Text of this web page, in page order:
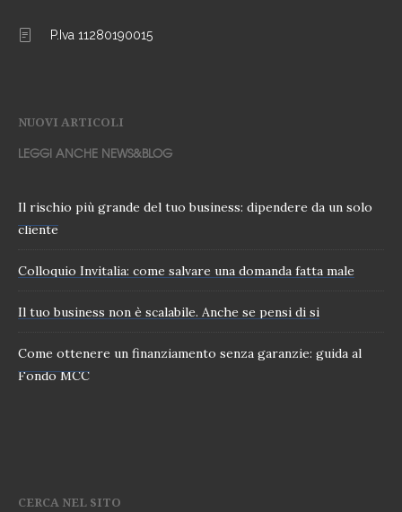
P.Iva 11280190015
NUOVI ARTICOLI
LEGGI ANCHE NEWS&BLOG
Il rischio più grande del tuo business: dipendere da un solo
cliente
Colloquio Invitalia: come salvare una domanda fatta male
Il tuo business non è scalabile. Anche se pensi di si
Come ottenere un finanziamento senza garanzie: guida al
Fondo MCC
CERCA NEL SITO